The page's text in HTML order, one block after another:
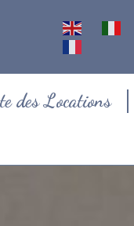
des Locations